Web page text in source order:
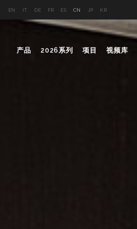
EN IT DE FR ES CN JP KR
产品 2026系列 项目 视频库